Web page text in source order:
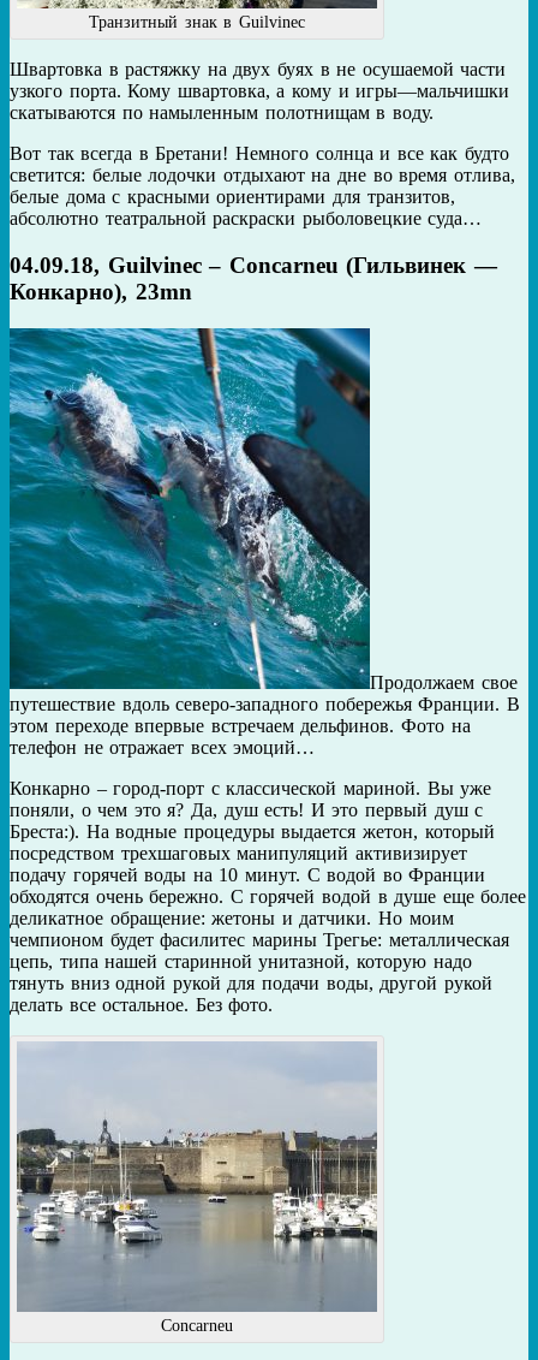
Транзитный знак в Guilvinec
Швартовка в растяжку на двух буях в не осушаемой части
узкого порта. Кому швартовка, а кому и игры—мальчишки
скатываются по намыленным полотнищам в воду.
Вот так всегда в Бретани! Немного солнца и все как будто
светится: белые лодочки отдыхают на дне во время отлива,
белые дома с красными ориентирами для транзитов,
абсолютно театральной раскраски рыболовецкие суда…
04.09.18, Guilvinec – Concarneu (Гильвинек —
Конкарно), 23mn
Продолжаем свое
путешествие вдоль северо-западного побережья Франции. В
этом переходе впервые встречаем дельфинов. Фото на
телефон не отражает всех эмоций…
Конкарно – город-порт с классической мариной. Вы уже
поняли, о чем это я? Да, душ есть! И это первый душ с
Бреста:). На водные процедуры выдается жетон, который
посредством трехшаговых манипуляций активизирует
подачу горячей воды на 10 минут. С водой во Франции
обходятся очень бережно. С горячей водой в душе еще более
деликатное обращение: жетоны и датчики. Но моим
чемпионом будет фасилитес марины Трегье: металлическая
цепь, типа нашей старинной унитазной, которую надо
тянуть вниз одной рукой для подачи воды, другой рукой
делать все остальное. Без фото.
Concarneu